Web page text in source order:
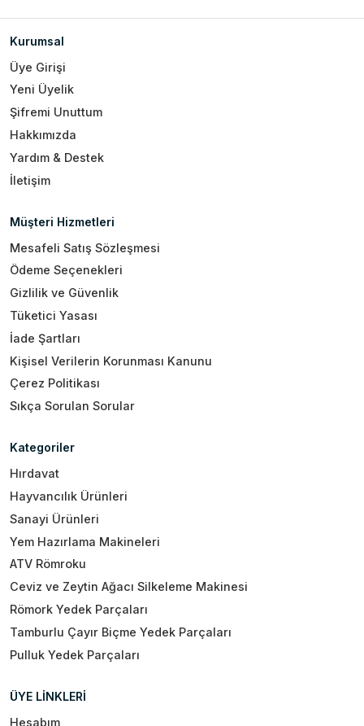
Kurumsal
Üye Girişi
Yeni Üyelik
Şifremi Unuttum
Hakkımızda
Yardım & Destek
İletişim
Müşteri Hizmetleri
Mesafeli Satış Sözleşmesi
Ödeme Seçenekleri
Gizlilik ve Güvenlik
Tüketici Yasası
İade Şartları
Kişisel Verilerin Korunması Kanunu
Çerez Politikası
Sıkça Sorulan Sorular
Kategoriler
Hırdavat
Hayvancılık Ürünleri
Sanayi Ürünleri
Yem Hazırlama Makineleri
ATV Römroku
Ceviz ve Zeytin Ağacı Silkeleme Makinesi
Römork Yedek Parçaları
Tamburlu Çayır Biçme Yedek Parçaları
Pulluk Yedek Parçaları
ÜYE LİNKLERİ
Hesabım